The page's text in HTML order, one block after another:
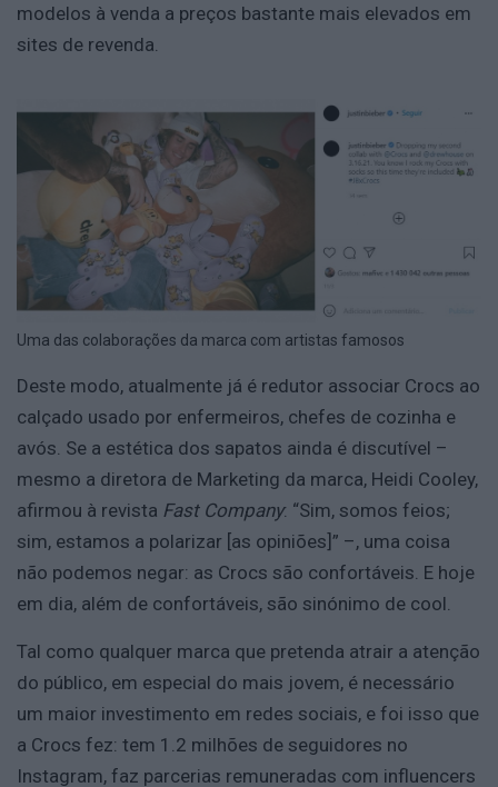
modelos à venda a preços bastante mais elevados em
sites de revenda.
Uma das colaborações da marca com artistas famosos
Deste modo, atualmente já é redutor associar Crocs ao
calçado usado por enfermeiros, chefes de cozinha e
avós. Se a estética dos sapatos ainda é discutível –
mesmo a diretora de Marketing da marca, Heidi Cooley,
afirmou à revista Fast Company: “Sim, somos feios;
sim, estamos a polarizar [as opiniões]” –, uma coisa
não podemos negar: as Crocs são confortáveis. E hoje
em dia, além de confortáveis, são sinónimo de cool.
Tal como qualquer marca que pretenda atrair a atenção
do público, em especial do mais jovem, é necessário
um maior investimento em redes sociais, e foi isso que
a Crocs fez: tem 1.2 milhões de seguidores no
Instagram, faz parcerias remuneradas com influencers